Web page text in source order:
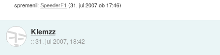
spremenil:SpeederF1 (31. jul 2007 ob 17:46)
Klemzz
::31. jul 2007, 18:42